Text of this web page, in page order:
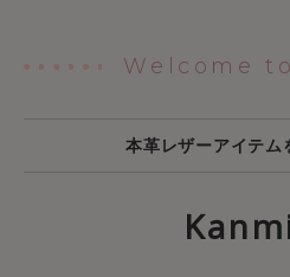
Welcome
本革レザーアイテム